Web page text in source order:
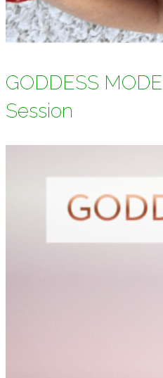
GODDESS
Session